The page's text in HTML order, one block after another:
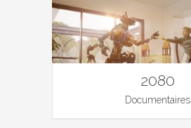
2080
Documentaires